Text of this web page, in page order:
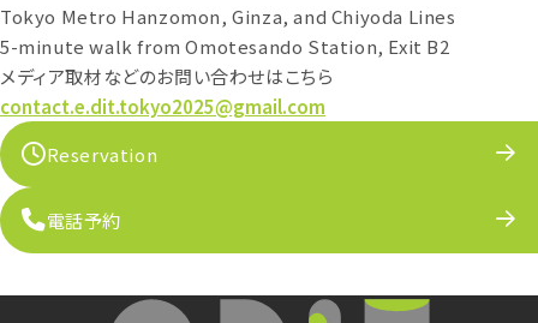
Tokyo Metro Hanzomon, Ginza, and Chiyoda Lines
5-minute walk from Omotesando Station, Exit B2
メディア取材などのお問い合わせはこちら
contact.e.dit.tokyo2025@gmail.com
Reservation
電話予約